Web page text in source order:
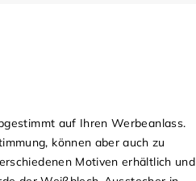
auf Ihren Werbeanlass.
können aber auch zu
Motiven erhältlich und